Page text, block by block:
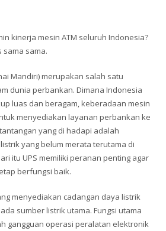
kinerja mesin ATM seluruh Indonesia?
sama sama.
Mandiri) merupakan salah satu
dunia perbankan. Dimana Indonesia
luas dan beragam, keberadaan mesin
menyediakan layanan perbankan ke
yang di hadapi adalah
yang belum merata terutama di
itu UPS memiliki peranan penting agar
berfungsi baik.
menyediakan cadangan daya listrik
sumber listrik utama. Fungsi utama
gangguan operasi peralatan elektronik